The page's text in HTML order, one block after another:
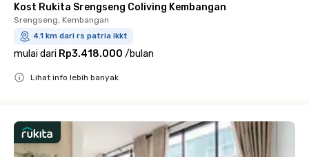
Kost Rukita Srengseng Coliving Kembangan
Srengseng, Kembangan
4.1 km dari rs patria ikkt
mulai dari Rp3.418.000 /bulan
Lihat info lebih banyak